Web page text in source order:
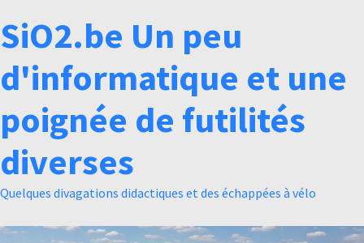
au
contenu
SiO2.be Un peu
d'informatique et une
poignée de futilités
diverses
Quelques divagations didactiques et des échappées à vélo